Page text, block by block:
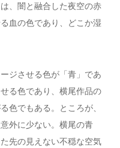
、闇と融合した夜空の赤
血の色であり、どこか湿
ジさせる色が「青」であ
る色であり、横尾作品の
色でもある。ところが、
外に少ない。横尾の青
先の見えない不穏な空気